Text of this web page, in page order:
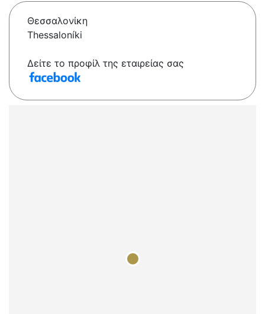
Θεσσαλονίκη
Thessaloníki
Δείτε το προφίλ της εταιρείας σας